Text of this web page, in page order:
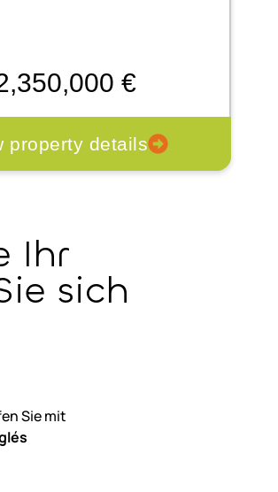
€
property details
Ihr
sich
Sie mit